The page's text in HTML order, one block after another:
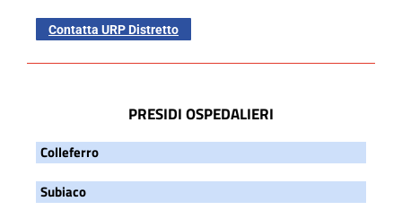
Contatta URP Distretto
PRESIDI OSPEDALIERI
Colleferro
Subiaco